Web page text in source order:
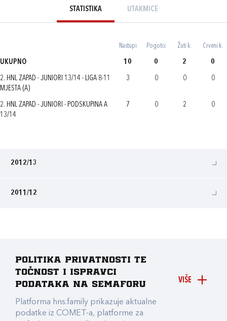
STATISTIKA UTAKMICE
Nastupi Pogotci Žuti k. Crveni k.
UKUPNO 10 0 2 0
2. HNL ZAPAD - JUNIORI 13/14 - LIGA 8-11
MJESTA (A)
3 0 0 0
2. HNL ZAPAD - JUNIORI - PODSKUPINA A
13/14
7 0 2 0
2012/13
2011/12
VIŠE
Politika privatnosti te
točnost i ispravci
podataka na Semaforu
Platforma hns.family prikazuje aktualne
podatke iz COMET-a, platforme za